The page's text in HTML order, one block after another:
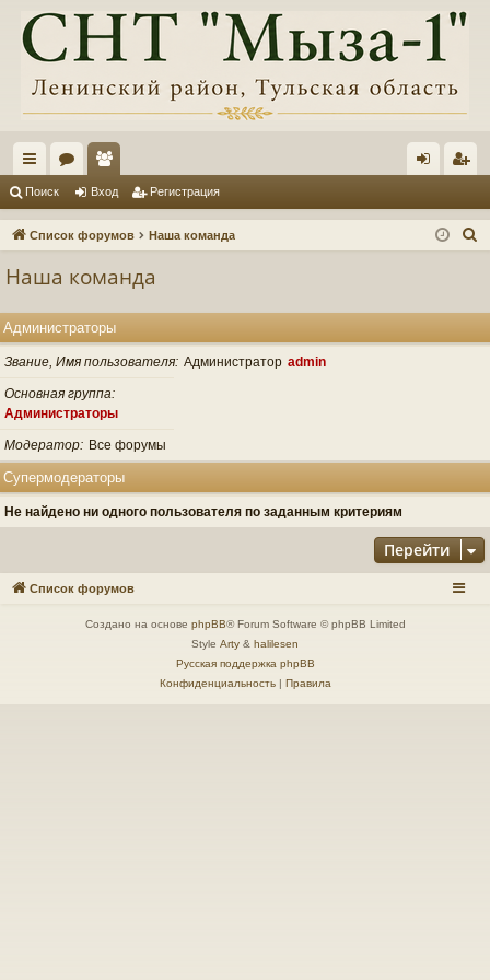
с
ы ум
ол
ьз
ел
и
д ис
Поиск Вход Регистрация
Список форумов Наша команда
Наша команда
Администраторы
Звание, Имя пользователя Администратор admin
Основная группа
Администраторы
Модератор Все форумы
Супермодераторы
Не найдено ни одного пользователя по заданным критериям
Перейти
Список форумов
Создано на основе phpBB® Forum Software © phpBB Limited
Style Arty & halilesen
Русская поддержка phpBB
Конфиденциальность| Правила